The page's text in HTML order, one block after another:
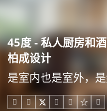
45度 - 私人厨房和
柏成设计
是室内也是室外，
    